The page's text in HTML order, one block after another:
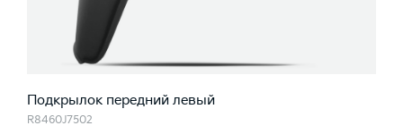
Подкрылок передний левый
R8460J7502